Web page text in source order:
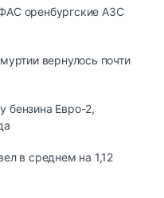
оренбургские АЗС
вернулось почти
бензина Евро-2,
в среднем на 1,12